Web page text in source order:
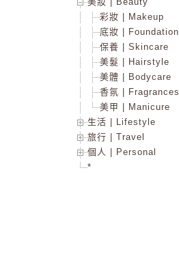
彩妝 | Makeup
底妝 | Foundation
保養 | Skincare
美髮 | Hairstyle
美體 | Bodycare
香氛 | Fragrances
美甲 | Manicure
生活 | Lifestyle
旅行 | Travel
個人 | Personal
*